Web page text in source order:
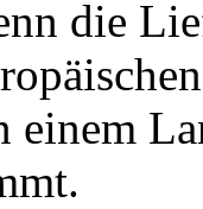
die
einem